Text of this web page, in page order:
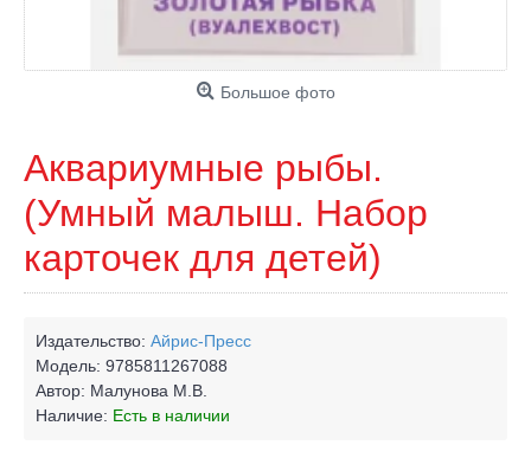
Большое фото
Аквариумные рыбы.
(Умный малыш. Набор
карточек для детей)
Издательство: Айрис-Пресс
Модель: 9785811267088
Автор: Малунова М.В.
Наличие: Есть в наличии